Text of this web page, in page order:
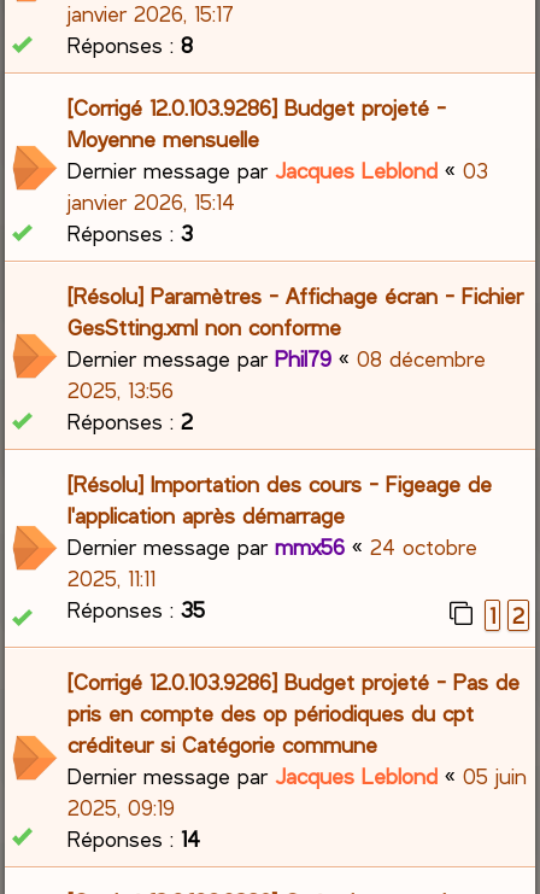
janvier 2026, 15:17
Réponses :8
[Corrigé 12.0.103.9286] Budget projeté -
Moyenne mensuelle
Dernier message parJacques Leblond «03
janvier 2026, 15:14
Réponses :3
[Résolu] Paramètres - Affichage écran - Fichier
GesStting.xml non conforme
Dernier message parPhil79 «08 décembre
2025, 13:56
Réponses :2
[Résolu] Importation des cours - Figeage de
l'application après démarrage
Dernier message parmmx56 «24 octobre
2025, 11:11
Réponses :35 1 2
[Corrigé 12.0.103.9286] Budget projeté - Pas de
pris en compte des op périodiques du cpt
créditeur si Catégorie commune
Dernier message parJacques Leblond «05 juin
2025, 09:19
Réponses :14